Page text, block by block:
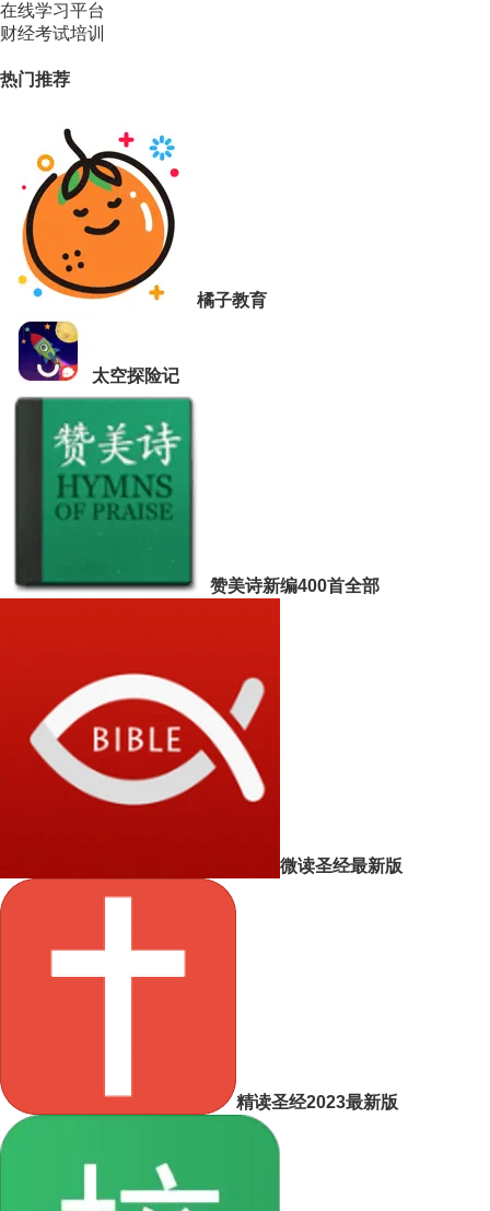
在线学习平台
财经考试培训
热门推荐
橘子教育
太空探险记
赞美诗新编400首全部
微读圣经最新版
精读圣经2023最新版